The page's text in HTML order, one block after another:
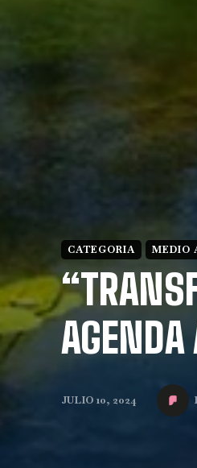
CATEGORIA MEDIO
JULIO 10, 2024